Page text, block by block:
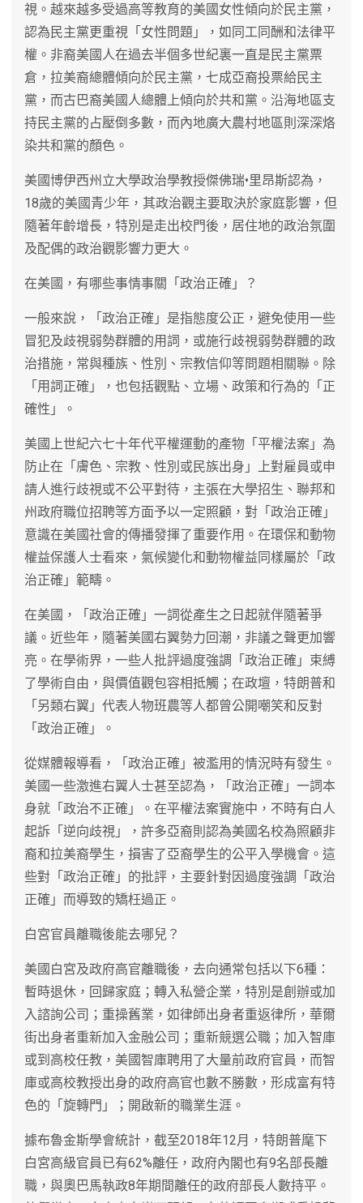
視。越來越多受過高等教育的美國女性傾向於民主黨，
認為民主黨更重視「女性問題」，如同工同酬和法律平
權。非裔美國人在過去半個多世紀裏一直是民主黨票
倉，拉美裔總體傾向於民主黨，七成亞裔投票給民主
黨，而古巴裔美國人總體上傾向於共和黨。沿海地區支
持民主黨的占壓倒多數，而內地廣大農村地區則深深烙
染共和黨的顏色。
美國博伊西州立大學政治學教授傑佛瑞•里昂斯認為，
18歲的美國青少年，其政治觀主要取決於家庭影響，但
隨著年齡增長，特別是走出校門後，居住地的政治氛圍
及配偶的政治觀影響力更大。
在美國，有哪些事情事關「政治正確」？
一般來說，「政治正確」是指態度公正，避免使用一些
冒犯及歧視弱勢群體的用詞，或施行歧視弱勢群體的政
治措施，常與種族、性別、宗教信仰等問題相關聯。除
「用詞正確」，也包括觀點、立場、政策和行為的「正
確性」。
美國上世紀六七十年代平權運動的產物「平權法案」為
防止在「膚色、宗教、性別或民族出身」上對雇員或申
請人進行歧視或不公平對待，主張在大學招生、聯邦和
州政府職位招聘等方面予以一定照顧，對「政治正確」
意識在美國社會的傳播發揮了重要作用。在環保和動物
權益保護人士看來，氣候變化和動物權益同樣屬於「政
治正確」範疇。
在美國，「政治正確」一詞從產生之日起就伴隨著爭
議。近些年，隨著美國右翼勢力回潮，非議之聲更加響
亮。在學術界，一些人批評過度強調「政治正確」束縛
了學術自由，與價值觀包容相抵觸；在政壇，特朗普和
「另類右翼」代表人物班農等人都曾公開嘲笑和反對
「政治正確」。
從媒體報導看，「政治正確」被濫用的情況時有發生。
美國一些激進右翼人士甚至認為，「政治正確」一詞本
身就「政治不正確」。在平權法案實施中，不時有白人
起訴「逆向歧視」，許多亞裔則認為美國名校為照顧非
裔和拉美裔學生，損害了亞裔學生的公平入學機會。這
些對「政治正確」的批評，主要針對因過度強調「政治
正確」而導致的矯枉過正。
白宮官員離職後能去哪兒？
美國白宮及政府高官離職後，去向通常包括以下6種：
暫時退休，回歸家庭；轉入私營企業，特別是創辦或加
入諮詢公司；重操舊業，如律師出身者重返律所，華爾
街出身者重新加入金融公司；重新競選公職；加入智庫
或到高校任教，美國智庫聘用了大量前政府官員，而智
庫或高校教授出身的政府高官也數不勝數，形成富有特
色的「旋轉門」；開啟新的職業生涯。
據布魯金斯學會統計，截至2018年12月，特朗普麾下
白宮高級官員已有62%離任，政府內閣也有9名部長離
職，與奧巴馬執政8年期間離任的政府部長人數持平。